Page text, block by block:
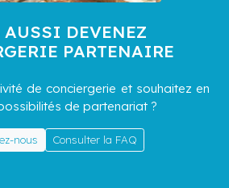
AUSSI DEVENEZ
PARTENAIRE
de conciergerie et souhaitez en
de partenariat ?
nous Consulter la FAQ